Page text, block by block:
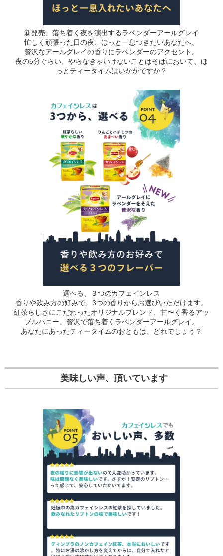
新発売、落ち着く夜を演出するラベンダーアールグレイ
忙しく頑張った日の夜、ほっと一息つきたいあなたへ。
贅沢なアールグレイの香りにラベンダーのアクセント。
夜の5分ぐらい、やらなきゃいけないことはそばにおいて、ほ
っとティータイムはいかがですか？
選べる、３つのカフェインレス
香りや飲み方の好みで、3つの香りからお選びいただけます。
紅茶らしさにこだわったオリジナルブレンド、甘〜く香るアッ
プルハニー、贅沢で落ち着くラベンダーアールグレイ。
あなたにあったティータイムのおともは、どれでしょう？
美味しい声、頂いています